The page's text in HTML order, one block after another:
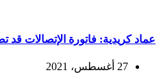
عماد كريدية: فاتورة الإتصالات قد
27 أغسطس، 2021